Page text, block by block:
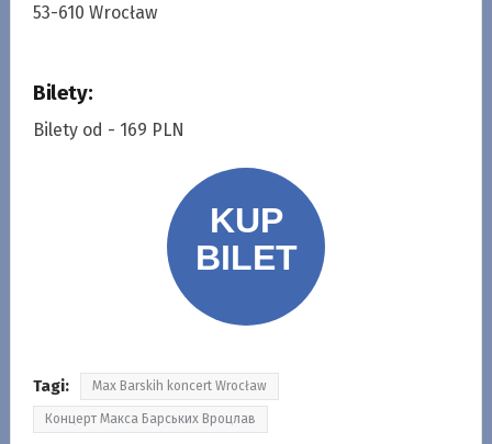
53-610 Wrocław
Bilety:
Bilety od - 169 PLN
Tagi: Max Barskih koncert Wrocław
Концерт Макса Барських Вроцлав